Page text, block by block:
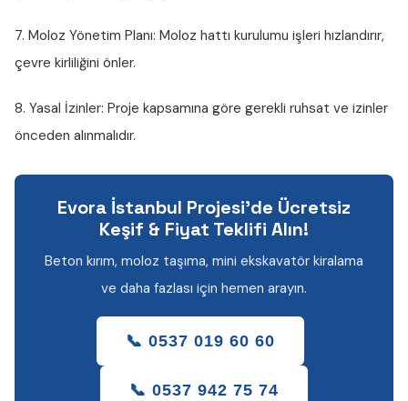
7. Moloz Yönetim Planı: Moloz hattı kurulumu işleri hızlandırır,
çevre kirliliğini önler.
8. Yasal İzinler: Proje kapsamına göre gerekli ruhsat ve izinler
önceden alınmalıdır.
Evora İstanbul Projesi'de Ücretsiz
Keşif & Fiyat Teklifi Alın!
Beton kırım, moloz taşıma, mini ekskavatör kiralama
ve daha fazlası için hemen arayın.
📞 0537 019 60 60
📞 0537 942 75 74